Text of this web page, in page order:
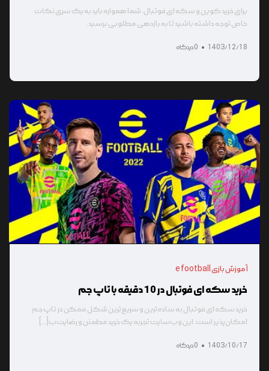
برای خرید کوین و سکه ای فوتبال، شما همواره باید به یک سری نکات
خاص توجه داشته باشید تا به بازدهی مطلوبی برسید.
1403/12/18 0 دیدگاه
آموزش بازی e football
خرید سکه ای فوتبال در 10 دقیقه با تاپ جم
خرید سکه ای فوتبال به ساده‌ترین و سریع‌ترین شکل ممکن در تاپ جم
امکان‌پذیر است. این وب‌سایت تجربه یک خرید مطمئن و رضایت‌ب[...]
1403/10/17 0 دیدگاه